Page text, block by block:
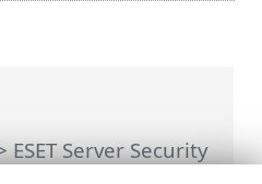
ESET Server Security